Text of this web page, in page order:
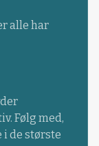
alle har
Følg med,
de største